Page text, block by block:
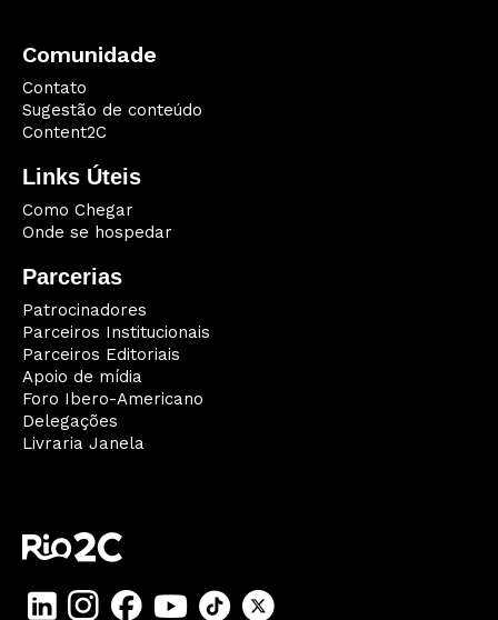
Comunidade
Contato
Sugestão de conteúdo
Content2C
Links Úteis
Como Chegar
Onde se hospedar
Parcerias
Patrocinadores
Parceiros Institucionais
Parceiros Editoriais
Apoio de mídia
Foro Ibero-Americano
Delegações
Livraria Janela